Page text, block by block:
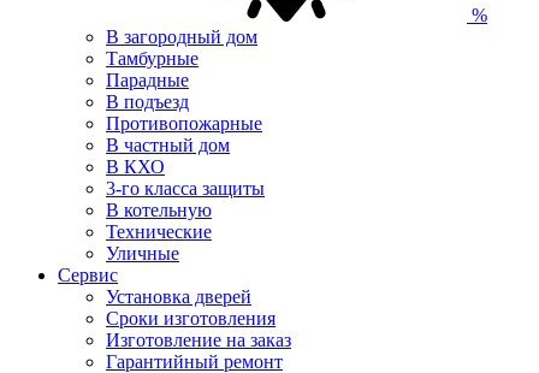
%
В загородный дом
Тамбурные
Парадные
В подъезд
Противопожарные
В частный дом
В КХО
3-го класса защиты
В котельную
Технические
Уличные
Сервис
Установка дверей
Сроки изготовления
Изготовление на заказ
Гарантийный ремонт